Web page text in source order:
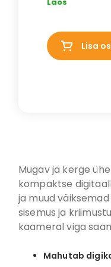
Lisa
Mugav ja kerge
kompaktse
ja muud
sisemus ja
kaameral viga
Mahutab